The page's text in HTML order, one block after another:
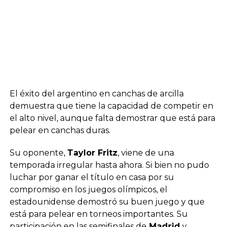
El éxito del argentino en canchas de arcilla
demuestra que tiene la capacidad de competir en
el alto nivel, aunque falta demostrar que está para
pelear en canchas duras.
Su oponente, Taylor Fritz, viene de una
temporada irregular hasta ahora. Si bien no pudo
luchar por ganar el título en casa por su
compromiso en los juegos olímpicos, el
estadounidense demostró su buen juego y que
está para pelear en torneos importantes. Su